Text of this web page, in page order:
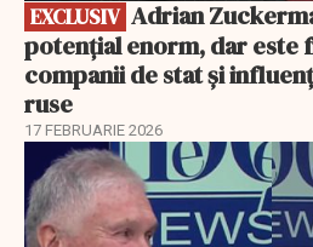
EXCLUSIV
potențial enorm, dar este
companii de stat și
ruse
17 FEBRUARIE 2026
EXCLUSIV